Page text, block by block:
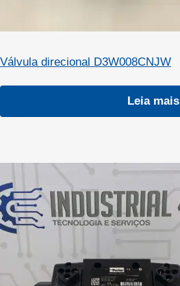
Válvula direcional D3W008CNJW
Leia mais